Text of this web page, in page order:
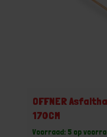
OFFNER
170CM
Voorraad: 5 op